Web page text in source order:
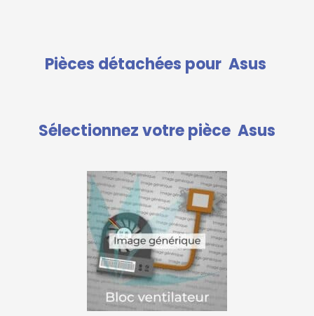
Pièces détachées pour Asus
Sélectionnez votre pièce Asus